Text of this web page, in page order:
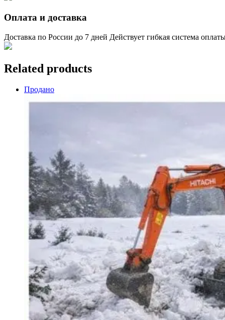
Оплата и доставка
Доставка по России до 7 дней Действует гибкая система
Related products
Продано